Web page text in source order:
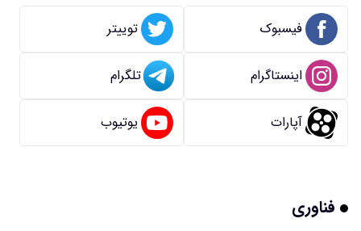
فیسبوک توییتر
اینستاگرام تلگرام
آپارات یوتیوب
فناوری